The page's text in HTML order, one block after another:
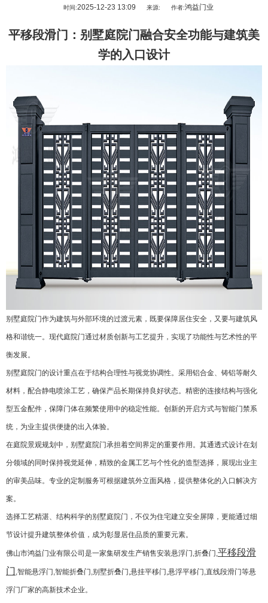
时间:2025-12-23 13:09 来源: 作者:鸿益门业
平移段滑门 ：别墅庭院门融合安全功能与建筑美
学的入口设计
别墅庭院门作为建筑与外部环境的过渡元素，既要保障居住安全，又要与建筑风
格和谐统一。现代庭院门通过材质创新与工艺提升，实现了功能性与艺术性的平
衡发展。
别墅庭院门的设计重点在于结构合理性与视觉协调性。采用铝合金、铸铝等耐久
材料，配合静电喷涂工艺，确保产品长期保持良好状态。精密的连接结构与强化
型五金配件，保障门体在频繁使用中的稳定性能。创新的开启方式与智能门禁系
统，为业主提供便捷的出入体验。
在庭院景观规划中，别墅庭院门承担着空间界定的重要作用。其通透式设计在划
分领域的同时保持视觉延伸，精致的金属工艺与个性化的造型选择，展现出业主
的审美品味。专业的定制服务可根据建筑外立面风格，提供整体化的入口解决方
案。
选择工艺精湛、结构科学的别墅庭院门，不仅为住宅建立安全屏障，更能通过细
节设计提升建筑整体价值，成为彰显居住品质的重要元素。
佛山市鸿益门业有限公司是一家集研发生产销售安装悬浮门,折叠门,平移段滑
门 ,智能悬浮门,智能折叠门,别墅折叠门,悬挂平移门,悬浮平移门,直线段滑门等悬
浮门厂家的高新技术企业。